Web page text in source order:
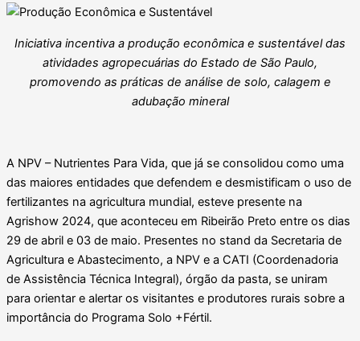
Iniciativa incentiva a produção econômica e sustentável das
atividades agropecuárias do Estado de São Paulo,
promovendo as práticas de análise de solo, calagem e
adubação mineral
A NPV – Nutrientes Para Vida, que já se consolidou como uma
das maiores entidades que defendem e desmistificam o uso de
fertilizantes na agricultura mundial, esteve presente na
Agrishow 2024, que aconteceu em Ribeirão Preto entre os dias
29 de abril e 03 de maio. Presentes no stand da Secretaria de
Agricultura e Abastecimento, a NPV e a CATI (Coordenadoria
de Assistência Técnica Integral), órgão da pasta, se uniram
para orientar e alertar os visitantes e produtores rurais sobre a
importância do Programa Solo +Fértil.